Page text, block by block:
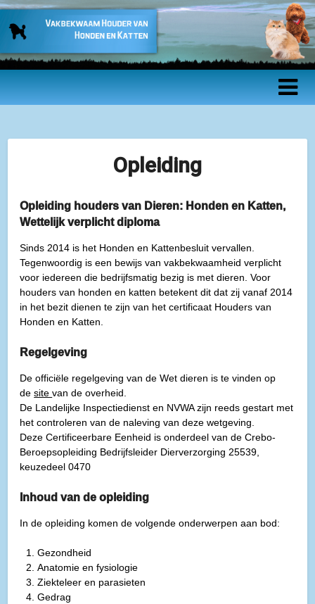
Vakbekwaam
Houder van
Honden en
Katten –
Opleiding
Opleiding houders van Dieren: Honden en Katten,
Wettelijk verplicht diploma
Sinds 2014 is het Honden en Kattenbesluit vervallen.
Tegenwoordig is een bewijs van vakbekwaamheid verplicht
voor iedereen die bedrijfsmatig bezig is met dieren. Voor
houders van honden en katten betekent dit dat zij vanaf 2014
in het bezit dienen te zijn van het certificaat Houders van
Honden en Katten.
Regelgeving
De officiële regelgeving van de Wet dieren is te vinden op
desitevan de overheid.
De Landelijke Inspectiedienst en NVWA zijn reeds gestart met
het controleren van de naleving van deze wetgeving.
Deze Certificeerbare Eenheid is onderdeel van de Crebo-
Beroepsopleiding Bedrijfsleider Dierverzorging 25539,
keuzedeel 0470
Inhoud van de opleiding
In de opleiding komen de volgende onderwerpen aan bod:
Gezondheid
Anatomie en fysiologie
Ziekteleer en parasieten
Gedrag